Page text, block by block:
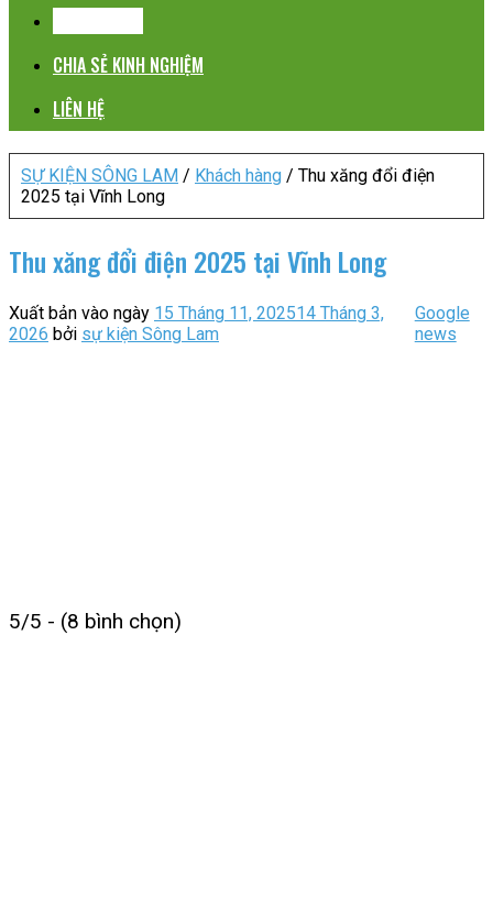
CHIA SẺ KINH NGHIỆM
LIÊN HỆ
SỰ KIỆN SÔNG LAM / Khách hàng / Thu xăng đổi điện
2025 tại Vĩnh Long
Thu xăng đổi điện 2025 tại Vĩnh Long
Xuất bản vào ngày 15 Tháng 11, 202514 Tháng 3,
2026 bởi sự kiện Sông Lam
Google
news
5/5 - (8 bình chọn)